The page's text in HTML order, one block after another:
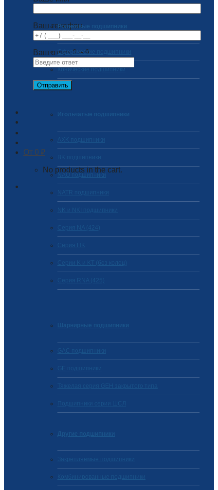
Ваш телефон
Ваш ответ2+9
0 ₽
No products in the cart.
Роликовые подшипники
Сферические подшипники
Конические подшипники
Игольчатые подшипники
AXK подшипники
BK подшипники
NAO подшипники
NATR подшипники
NK и NKI подшипники
Серия NA (424)
Cерия HK
Серии K и KT (без колец)
Серия RNA (425)
Шарнирные подшипники
GAC подшипники
GE подшипники
Тяжелая серия GEH закрытого типа
Подшипники серии ШСЛ
Другие подшипники
Закрепляемые подшипники
Комбинированные подшипники